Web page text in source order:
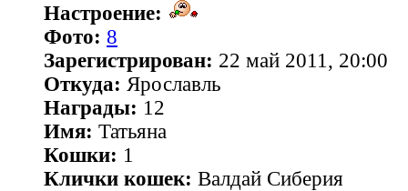
Настроение:
Фото: 8
Зарегистрирован: 22 май 2011, 20:00
Откуда: Ярославль
Награды: 12
Имя: Татьяна
Кошки: 1
Клички кошек: Валдай Сиберия